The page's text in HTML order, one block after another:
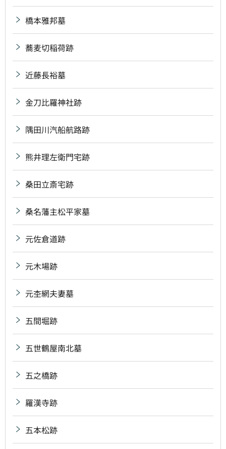
橋本雅邦墓
蕎麦切稲荷跡
近藤長裕墓
金刀比羅神社跡
隅田川汽船航路跡
熊井理左衛門宅跡
桑田立斎宅跡
桑名藩主松平家墓
元佐倉道跡
元木場跡
元杢網夫妻墓
五間堀跡
五世鶴屋南北墓
五之橋跡
羅漢寺跡
五本松跡